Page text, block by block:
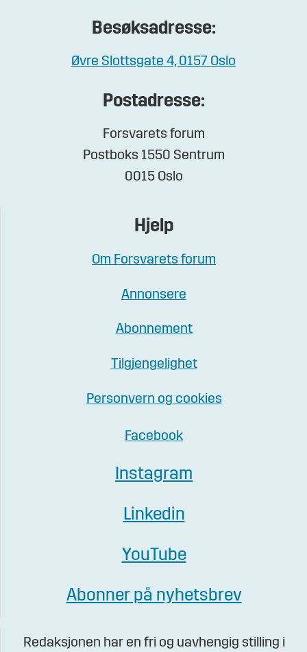
Besøksadresse:
Øvre Slottsgate 4, 0157 Oslo
Postadresse:
Forsvarets forum
Postboks 1550 Sentrum
0015 Oslo
Hjelp
Om Forsvarets forum
Annonsere
Abonnement
Tilgjengelighet
Personvern og cookies
Facebook
Instagram
Linkedin
YouTube
Abonner på nyhetsbrev
Redaksjonen har en fri og uavhengig stilling i